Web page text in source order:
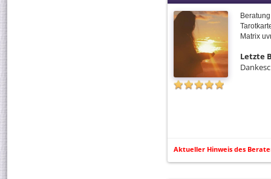
Matrix
Letzte
Aktueller Hinweis des